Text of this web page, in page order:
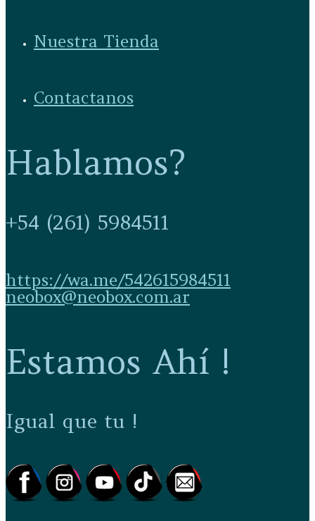
Nuestra Tienda
Contactanos
Hablamos?
+54 (261) 5984511
https://wa.me/542615984511
neobox@neobox.com.ar
Estamos Ahí !
Igual que tu !